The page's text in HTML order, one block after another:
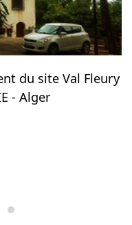
du site Val Fleury
- Alger